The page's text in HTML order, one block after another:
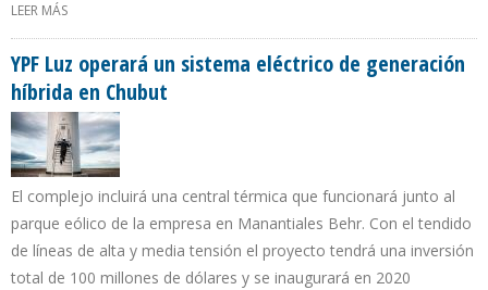
LEER MÁS
YPF Luz operará un sistema eléctrico de generación
híbrida en Chubut
El complejo incluirá una central térmica que funcionará junto al
parque eólico de la empresa en Manantiales Behr. Con el tendido
de líneas de alta y media tensión el proyecto tendrá una inversión
total de 100 millones de dólares y se inaugurará en 2020